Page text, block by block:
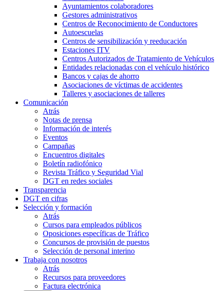
Ayuntamientos colaboradores
Gestores administrativos
Centros de Reconocimiento de Conductores
Autoescuelas
Centros de sensibilización y reeducación
Estaciones ITV
Centros Autorizados de Tratamiento de Vehículos
Entidades relacionadas con el vehículo histórico
Bancos y cajas de ahorro
Asociaciones de víctimas de accidentes
Talleres y asociaciones de talleres
Comunicación
Atrás
Notas de prensa
Información de interés
Eventos
Campañas
Encuentros digitales
Boletín radiofónico
Revista Tráfico y Seguridad Vial
DGT en redes sociales
Transparencia
DGT en cifras
Selección y formación
Atrás
Cursos para empleados públicos
Oposiciones específicas de Tráfico
Concursos de provisión de puestos
Selección de personal interino
Trabaja con nosotros
Atrás
Recursos para proveedores
Factura electrónica